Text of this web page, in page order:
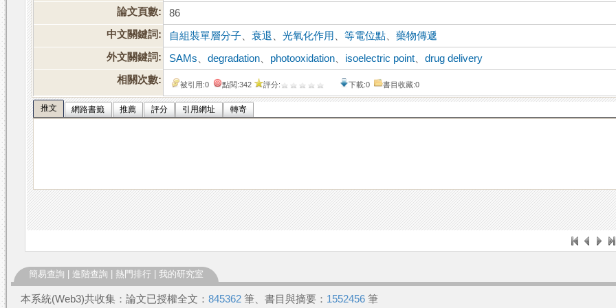
論文頁數:
86
中文關鍵詞:
自組裝單層分子 、衰退 、光氧化作用 、等電位點 、藥物傳遞
外文關鍵詞:
SAMs 、degradation photooxidation isoelectric point 、drug delivery
相關次數:
被引用:0 點閱:342 評分: 下載:0 書目收藏:0
推文 網路書籤 推薦 評分 引用網址 轉寄
簡易查詢 進階查詢 熱門排行 我的研究室
本系統(Web3)共收集：論文已授權全文： 845362 筆、書目與摘要： 1552456 筆